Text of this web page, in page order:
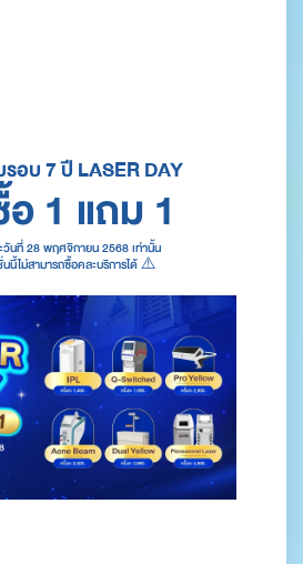
อบ 7 ปี LASER DAY
อ 1 แถม 1
วันที่ 28 พฤศจิกายน 2568 เท่านั้น
นี้ไม่สามารถซื้อคละบริการได้ ⚠️